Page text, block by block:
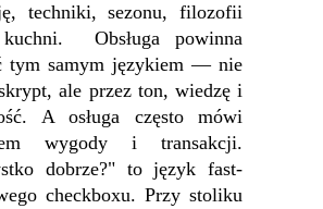
techniki, sezonu, filozofii
Obsługa powinna
tym samym językiem — nie
ale przez ton, wiedzę i
A osługa często mówi
wygody i transakcji.
dobrze?" to język fast-
checkboxu. Przy stoliku